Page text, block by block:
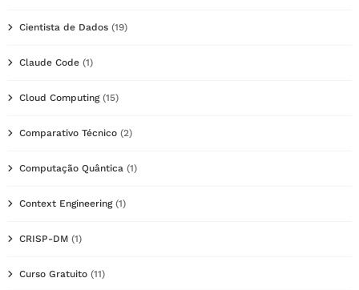
Cientista de Dados (19)
Claude Code (1)
Cloud Computing(15)
Comparativo Técnico (2)
Computação Quântica (1)
Context Engineering(1)
CRISP-DM (1)
Curso Gratuito (11)